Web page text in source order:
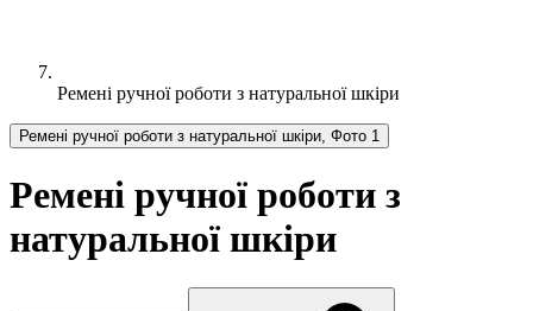
Ремені ручної роботи з натуральної шкіри
Ремені ручної роботи з натуральної шкіри, Фото 1
Ремені ручної роботи з
натуральної шкіри